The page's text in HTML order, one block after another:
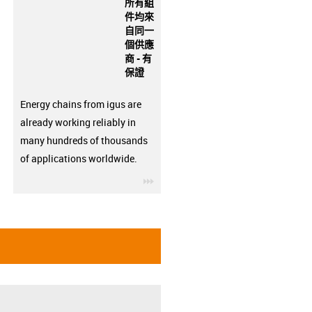
件均來
自同一
個供應
商 - 有
保證
Energy chains from igus are
already working reliably in
many hundreds of thousands
of applications worldwide.